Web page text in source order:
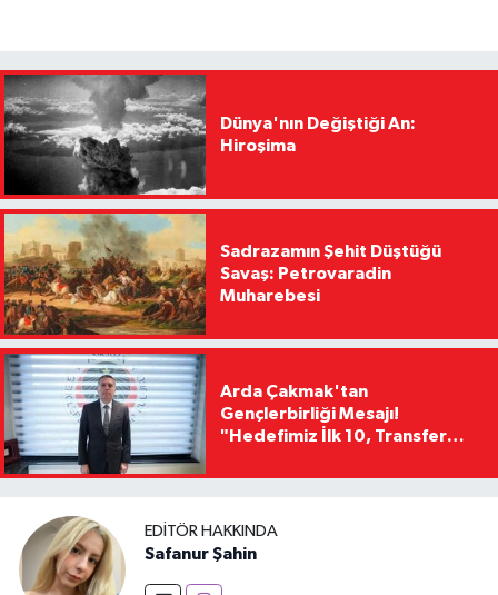
Dünya'nın Değiştiği An:
Hiroşima
Sadrazamın Şehit Düştüğü
Savaş: Petrovaradin
Muharebesi
Arda Çakmak'tan
Gençlerbirliği Mesajı!
"Hedefimiz İlk 10, Transfer
Kaldıracağız"
EDITÖR HAKKINDA
Safanur Şahin